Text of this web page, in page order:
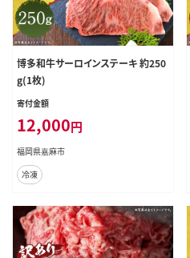
博多和牛サーロインステーキ 約250
g(1枚)
寄付金額
12,000円
福岡県嘉麻市
冷凍